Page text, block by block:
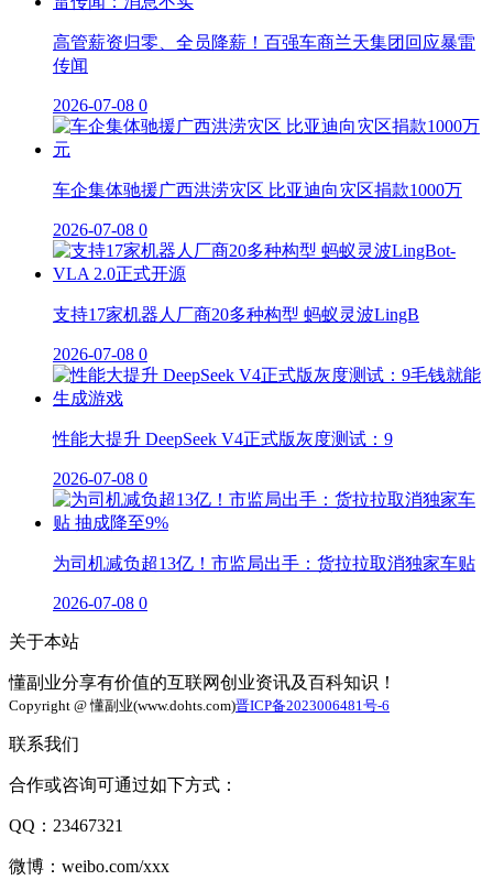
高管薪资归零、全员降薪！百强车商兰天集团回应暴雷
传闻
2026-07-08 0
车企集体驰援广西洪涝灾区 比亚迪向灾区捐款1000万
2026-07-08 0
支持17家机器人厂商20多种构型 蚂蚁灵波LingB
2026-07-08 0
性能大提升 DeepSeek V4正式版灰度测试：9
2026-07-08 0
为司机减负超13亿！市监局出手：货拉拉取消独家车贴
2026-07-08 0
关于本站
懂副业分享有价值的互联网创业资讯及百科知识！
Copyright @ 懂副业(www.dohts.com)晋ICP备2023006481号-6
联系我们
合作或咨询可通过如下方式：
QQ：23467321
微博：weibo.com/xxx